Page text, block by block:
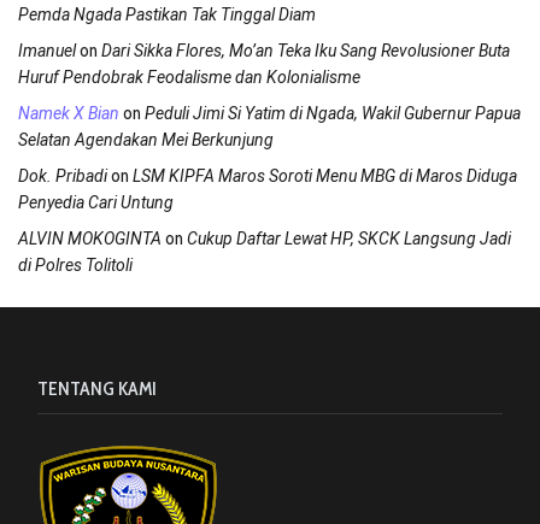
Pemda Ngada Pastikan Tak Tinggal Diam
Imanuelon Dari Sikka Flores, Mo’an Teka Iku Sang Revolusioner Buta
Huruf Pendobrak Feodalisme dan Kolonialisme
Namek X Bian on Peduli Jimi Si Yatim di Ngada, Wakil Gubernur Papua
Selatan Agendakan Mei Berkunjung
Dok. Pribadion LSM KIPFA Maros Soroti Menu MBG di Maros Diduga
Penyedia Cari Untung
ALVIN MOKOGINTA on Cukup Daftar Lewat HP, SKCK Langsung Jadi
di Polres Tolitoli
TENTANG KAMI